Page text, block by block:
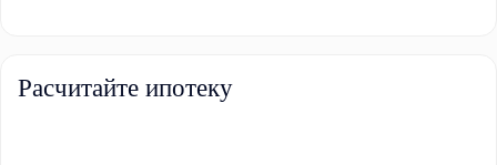
Расчитайте ипотеку